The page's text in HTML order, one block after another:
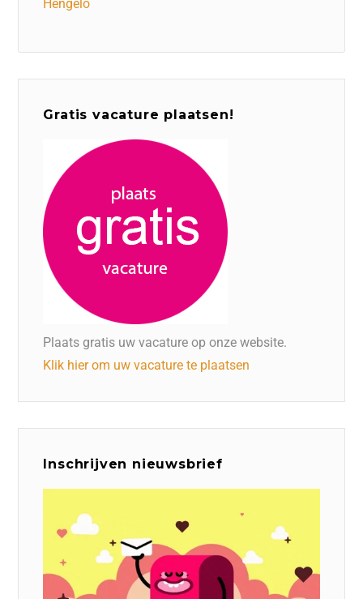
Hengelo
Gratis vacature plaatsen!
Plaats gratis uw vacature op onze website.
Klik hier om uw vacature te plaatsen
Inschrijven nieuwsbrief